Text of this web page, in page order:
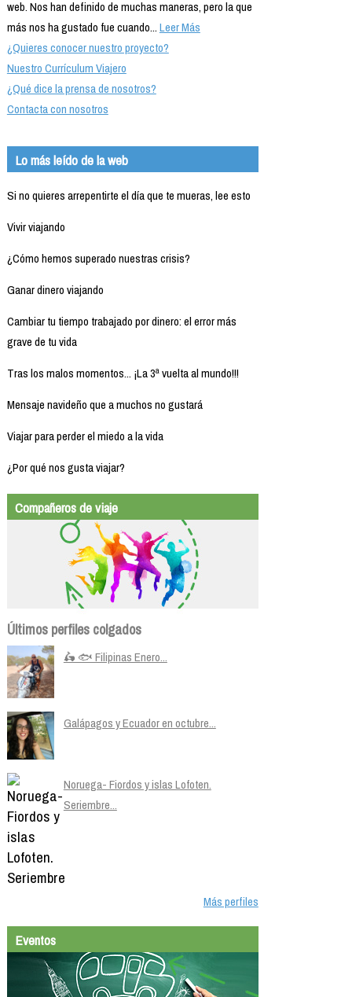
web. Nos han definido de muchas maneras, pero la que
más nos ha gustado fue cuando...Leer Más
¿Quieres conocer nuestro proyecto?
Nuestro Currículum Viajero
¿Qué dice la prensa de nosotros?
Contacta con nosotros
Lo más leído de la web
Si no quieres arrepentirte el día que te mueras, lee esto
Vivir viajando
¿Cómo hemos superado nuestras crisis?
Ganar dinero viajando
Cambiar tu tiempo trabajado por dinero: el error más
grave de tu vida
Tras los malos momentos... ¡La 3ª vuelta al mundo!!!
Mensaje navideño que a muchos no gustará
Viajar para perder el miedo a la vida
¿Por qué nos gusta viajar?
Compañeros de viaje
Últimos perfiles colgados
🛵 🐟 Filipinas Enero...
Galápagos y Ecuador en octubre...
Noruega- Fiordos y islas Lofoten.
Seriembre...
Más perfiles
Eventos